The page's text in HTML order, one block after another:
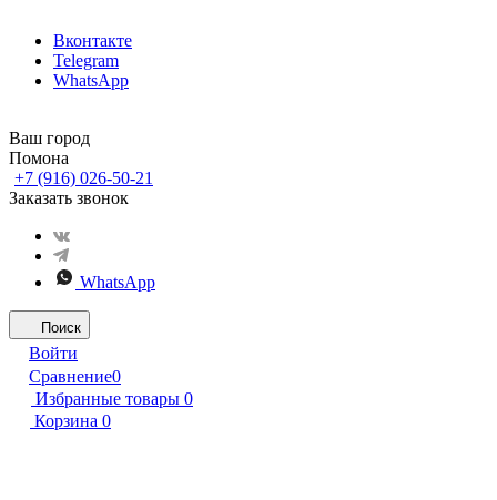
Вконтакте
Telegram
WhatsApp
Ваш город
Помона
+7 (916) 026-50-21
Заказать звонок
WhatsApp
Поиск
Войти
Сравнение0
Избранные товары 0
Корзина 0